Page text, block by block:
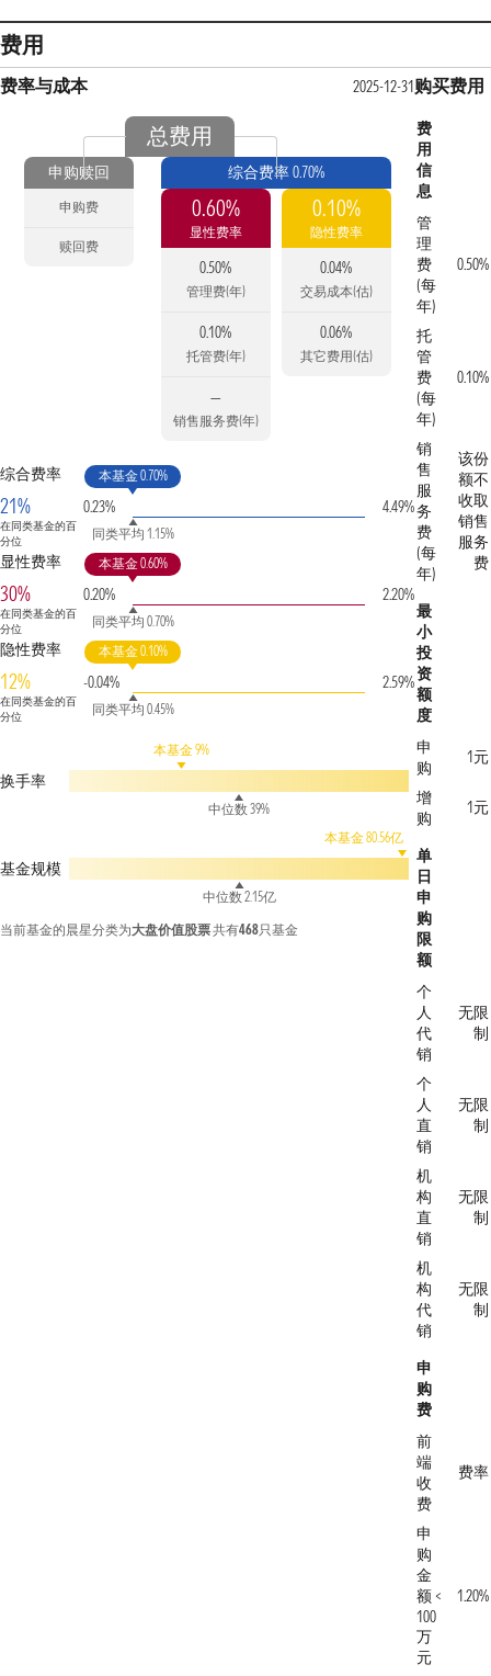
费用
费率与成本 2025-12-31
总费用
申购赎回
申购费
赎回费
综合费率 0.70%
0.60%
显性费率
0.50%
管理费(年)
0.10%
托管费(年)
—
销售服务费(年)
0.10%
隐性费率
0.04%
交易成本(估)
0.06%
其它费用(估)
综合费率
21%
在同类基金的百
分位
0.23%
本基金 0.70%
同类平均 1.15%
4.49%
显性费率
30%
在同类基金的百
分位
0.20%
本基金 0.60%
同类平均 0.70%
2.20%
隐性费率
12%
在同类基金的百
分位
-0.04%
本基金 0.10%
同类平均 0.45%
2.59%
换手率
本基金 9%
中位数 39%
基金规模
本基金 80.56亿
中位数 2.15亿
当前基金的晨星分类为大盘价值股票共有468只基金
购买费用
费
用
信
息
管
理
费
(每
年)
0.50%
托
管
费
(每
年)
0.10%
销
售
服
务
费
(每
年)
该份
额不
收取
销售
服务
费
最
小
投
资
额
度
申
购
1元
增
购
1元
单
日
申
购
限
额
个
人
代
销
无限
制
个
人
直
销
无限
制
机
构
直
销
无限
制
机
构
代
销
无限
制
申
购
费
前
端
收
费
费率
申
购
金
额 <
100
万
元
1.20%